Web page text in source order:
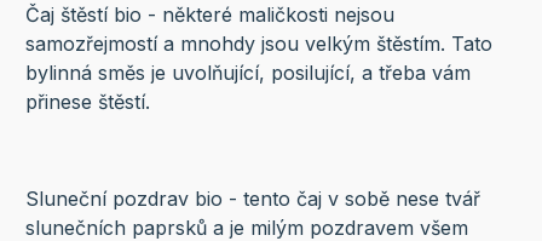
Čaj štěstí bio - některé maličkosti nejsou
samozřejmostí a mnohdy jsou velkým štěstím. Tato
bylinná směs je uvolňující, posilující, a třeba vám
přinese štěstí.
Sluneční pozdrav bio - tento čaj v sobě nese tvář
slunečních paprsků a je milým pozdravem všem